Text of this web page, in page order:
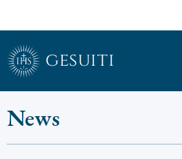
contenuto
principale
gesuiti
News